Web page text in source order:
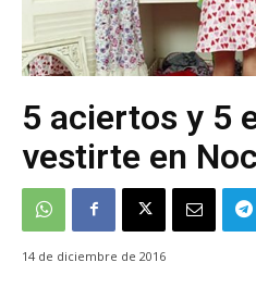
5 aciertos y 5
vestirte en
14 de diciembre de 2016